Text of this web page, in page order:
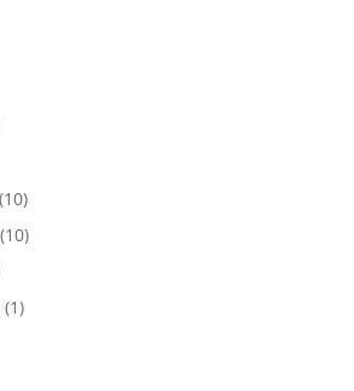
(10)
(10)
(1)